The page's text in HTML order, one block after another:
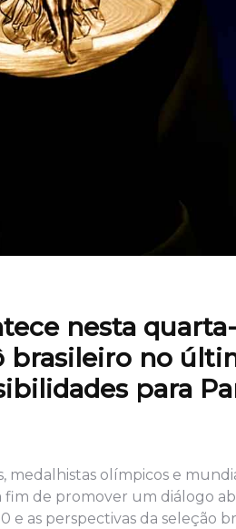
nesta
brasileiro no
para
medalhistas olímpicos e
de promover um diálogo
as perspectivas da seleção